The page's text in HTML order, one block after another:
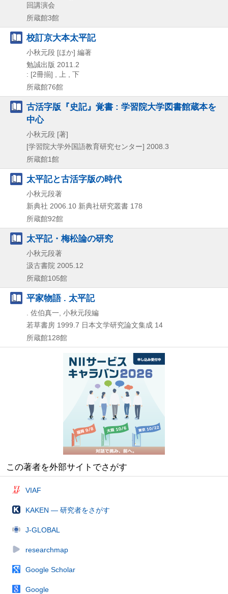
回講演会
所蔵館3館
校訂京大本太平記
小秋元段 [ほか] 編著
勉誠出版 2011.2
: [2冊揃] , 上 , 下
所蔵館76館
古活字版『史記』覚書 : 学習院大学図書館蔵本を
中心
小秋元段 [著]
[学習院大学外国語教育研究センター] 2008.3
所蔵館1館
太平記と古活字版の時代
小秋元段著
新典社 2006.10 新典社研究叢書 178
所蔵館92館
太平記・梅松論の研究
小秋元段著
汲古書院 2005.12
所蔵館105館
平家物語 . 太平記
. 佐伯真一, 小秋元段編
若草書房 1999.7 日本文学研究論文集成 14
所蔵館128館
この著者を外部サイトでさがす
VIAF
KAKEN — 研究者をさがす
J-GLOBAL
researchmap
Google Scholar
Google